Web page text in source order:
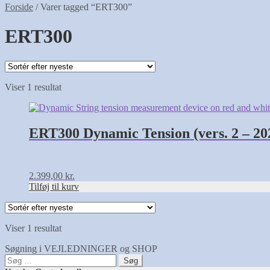
Forside /Varer tagged “ERT300”
ERT300
Viser 1 resultat
ERT300 Dynamic Tension (vers. 2 –
2.399,00 kr.
Tilføj til kurv
Viser 1 resultat
Søgning i VEJLEDNINGER og SHOP
Søg